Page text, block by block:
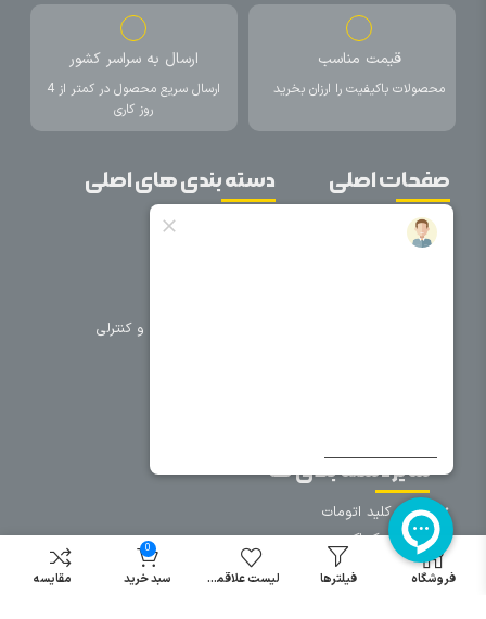
قیمت مناسب
محصولات باکیفیت را ارزان بخرید
ارسال به سراسر کشور
ارسال سریع محصول در کمتر از 4
روز کاری
صفحات اصلی
خانه
دسته بندی های اصلی
تجهیزات حفاظتی و کنترلی
سایر دسته بندی ها
خرید کلید اتومات
خرید کنتاکتور
خرید فیوز
مینیاتوری
فروشگاه فیلترها لیست علاقمندی
0
سبد خرید مقایسه